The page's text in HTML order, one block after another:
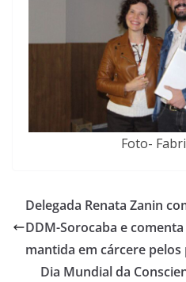
Foto-
Delegada Renata Zanin
DDM-Sorocaba e
mantida em cárcere pelos
Dia Mundial da